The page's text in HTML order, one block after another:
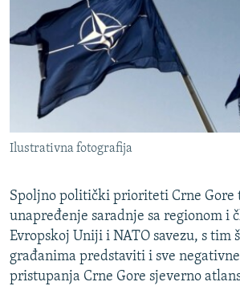
ISPRIČAJ MI
DNEVNO@RSE
SPECIJALI RSE
VIŠE OD NASLOVA
POPLAVE I KLIZIŠTA U BIH 2024.
POST SCRIPTUM
MOJA EVROPA
TRI DECENIJE OD RATA U BIH
PRATITE NAS
Sve RFE/RL stranice
Ilustrativna fotografija
Spoljno politički prioriteti Crne Gore
unapređenje saradnje sa regionom i
Evropskoj Uniji i NATO savezu, s tim
građanima predstaviti i sve
pristupanja Crne Gore sjeverno